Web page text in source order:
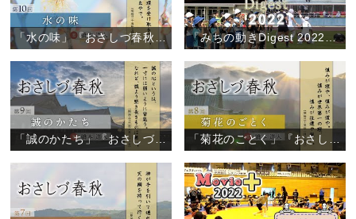
「水の味」『おさしづ春秋』（10） 「みちの動きDigest 2022」（2022年12月27日）
「誠のかたち」『おさしづ春秋』（9） 「菊花のごとく」『おさしづ春秋』（8）